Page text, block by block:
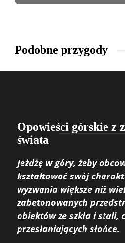
Podobne przygody
Opowieści górskie z
świata
Jeżdżę w góry, żeby
kształtować swój
wyzwania większe niż
zabetonowanych
obiektów ze szkła i stali,
przesłaniających słońce.